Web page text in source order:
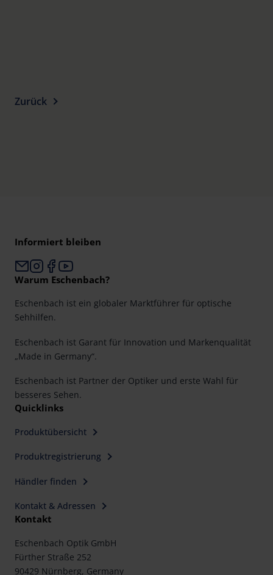
Zurück
Informiert bleiben
Warum Eschenbach?
Eschenbach ist ein globaler Marktführer für optische
Sehhilfen.
Eschenbach ist Garant für Innovation und Markenqualität
„Made in Germany“.
Eschenbach ist Partner der Optiker und erste Wahl für
besseres Sehen.
Quicklinks
Produktübersicht
Produktregistrierung
Händler finden
Kontakt & Adressen
Kontakt
Eschenbach Optik GmbH
Fürther Straße 252
90429 Nürnberg, Germany